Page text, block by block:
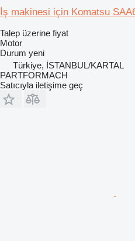
İş makinesi için Komatsu
Talep üzerine fiyat
Motor
Durum yeni
Türkiye, İSTANBUL/KARTAL
PARTFORMACH
Satıcıyla iletişime geç